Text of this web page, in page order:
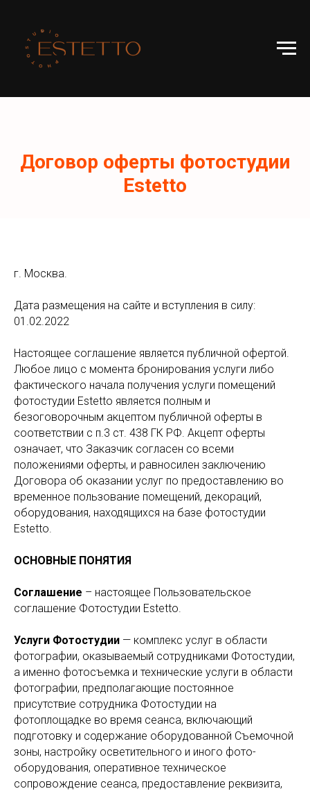
Договор оферты фотостудии
Estetto
г. Москва.
Дата размещения на сайте и вступления в силу:
01.02.2022
Настоящее соглашение является публичной офертой.
Любое лицо с момента бронирования услуги либо
фактического начала получения услуги помещений
фотостудии Estetto является полным и
безоговорочным акцептом публичной оферты в
соответствии с п.3 ст. 438 ГК РФ. Акцепт оферты
означает, что Заказчик согласен со всеми
положениями оферты, и равносилен заключению
Договора об оказании услуг по предоставлению во
временное пользование помещений, декораций,
оборудования, находящихся на базе фотостудии
Estetto.
ОСНОВНЫЕ ПОНЯТИЯ
Соглашение – настоящее Пользовательское
соглашение Фотостудии Estetto.
Услуги Фотостудии — комплекс услуг в области
фотографии, оказываемый сотрудниками Фотостудии,
а именно фотосъемка и технические услуги в области
фотографии, предполагающие постоянное
присутствие сотрудника Фотостудии на
фотоплощадке во время сеанса, включающий
подготовку и содержание оборудованной Съемочной
зоны, настройку осветительного и иного фото-
оборудования, оперативное техническое
сопровождение сеанса, предоставление реквизита,